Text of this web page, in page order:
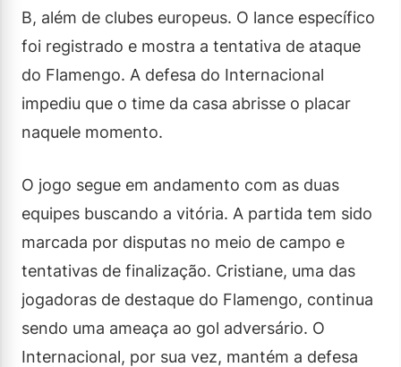
B, além de clubes europeus. O lance específico
foi registrado e mostra a tentativa de ataque
do Flamengo. A defesa do Internacional
impediu que o time da casa abrisse o placar
naquele momento.
O jogo segue em andamento com as duas
equipes buscando a vitória. A partida tem sido
marcada por disputas no meio de campo e
tentativas de finalização. Cristiane, uma das
jogadoras de destaque do Flamengo, continua
sendo uma ameaça ao gol adversário. O
Internacional, por sua vez, mantém a defesa